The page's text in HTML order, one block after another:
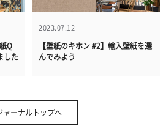
Q
した
2023.07.12
【壁紙のキホン #2】輸入壁紙を選
んでみよう
ャーナルトップへ